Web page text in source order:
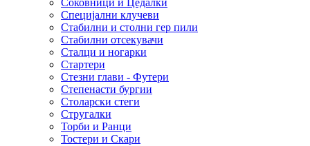
Специјални клучеви
Стабилни и столни гер пили
Стабилни отсекувачи
Сталци и ногарки
Стартери
Стезни глави - Футери
Степенасти бургии
Столарски стеги
Стругалки
Торби и Ранци
Тостери и Скари